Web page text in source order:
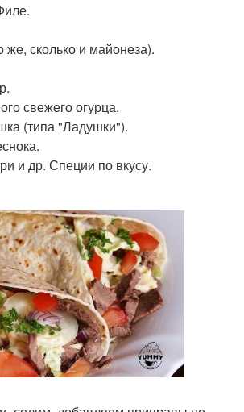
же, сколько и майонеза).
свежего огурца.
(типа "Ладушки").
и др. Специи по вкусу.